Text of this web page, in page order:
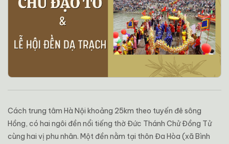
Cách trung tâm Hà Nội khoảng 25km theo tuyến đê sông
Hồng, có hai ngôi đền nổi tiếng thờ Đức Thánh Chử Đồng Tử
cùng hai vị phu nhân. Một đền nằm tại thôn Đa Hòa (xã Bình